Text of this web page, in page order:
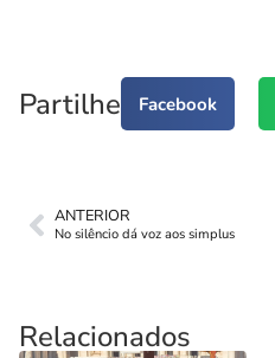
Partilhe Facebook
ANTERIOR
No silêncio dá voz aos simplus
Relacionados